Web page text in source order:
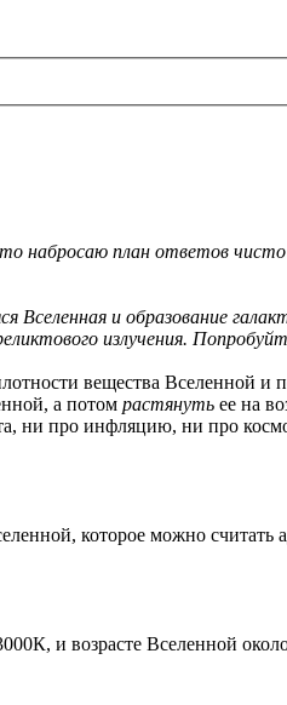
набросаю план ответов
и образование
излучения.
вещества Вселенной и
а потом растянуть ее на
ни про инфляцию, ни про
которое можно считать
и возрасте Вселенной